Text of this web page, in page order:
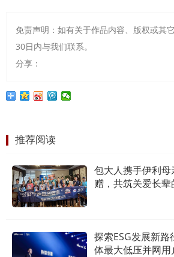
免责声明：如有关于作品内容、版权或其
30日内与我们联系。
分享：
推荐阅读
包大人携手伊利
赠，共筑关爱长
探索ESG发展新
体最大低压并网用